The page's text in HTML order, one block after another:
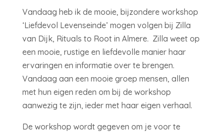
Vandaag heb ik de mooie, bijzondere workshop
‘Liefdevol Levenseinde’ mogen volgen bij Zilla
van Dijk, Rituals to Root in Almere. Zilla weet op
een mooie, rustige en liefdevolle manier haar
ervaringen en informatie over te brengen.
Vandaag aan een mooie groep mensen, allen
met hun eigen reden om bij de workshop
aanwezig te zijn, ieder met haar eigen verhaal.
De workshop wordt gegeven om je voor te